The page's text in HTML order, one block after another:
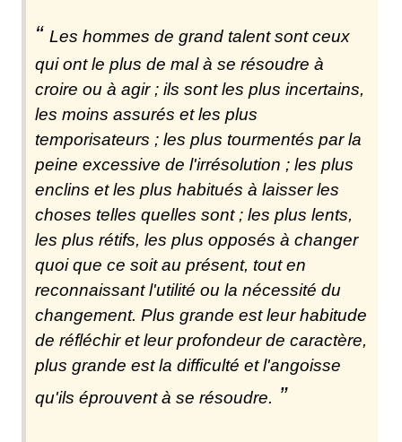
Les hommes de grand talent sont ceux
qui ont le plus de mal à se résoudre à
croire ou à agir ; ils sont les plus incertains,
les moins assurés et les plus
temporisateurs ; les plus tourmentés par la
peine excessive de l'irrésolution ; les plus
enclins et les plus habitués à laisser les
choses telles quelles sont ; les plus lents,
les plus rétifs, les plus opposés à changer
quoi que ce soit au présent, tout en
reconnaissant l'utilité ou la nécessité du
changement. Plus grande est leur habitude
de réfléchir et leur profondeur de caractère,
plus grande est la difficulté et l'angoisse
qu'ils éprouvent à se résoudre.